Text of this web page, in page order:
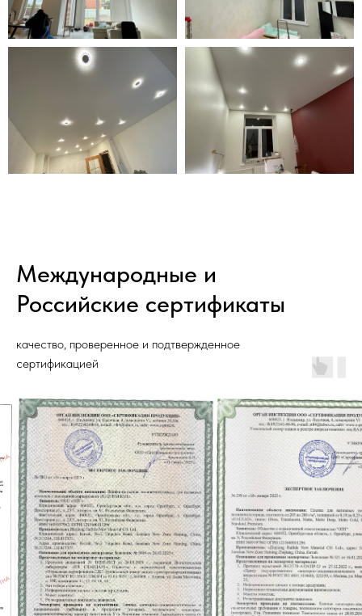
Международные и
Российские сертификаты
качество, проверенное и подтвержденное
сертификацией
Наш заказчик всегда
доволен: